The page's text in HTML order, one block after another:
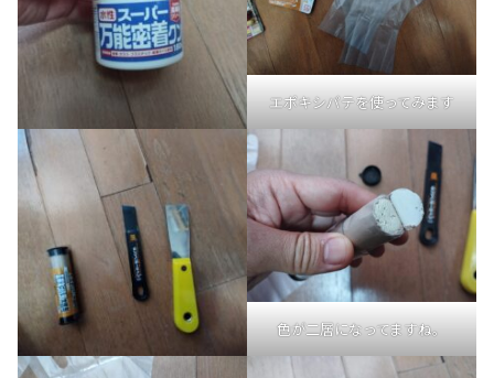
エポキシパテを使ってみます
色が二層になってますね。